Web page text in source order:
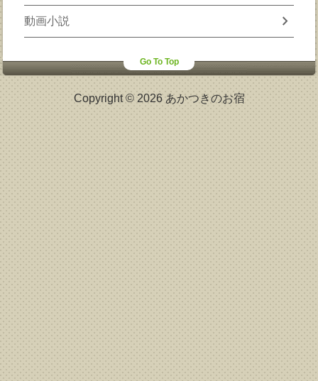
動画小説 chevron_right
Go To Top
Copyright © 2026 あかつきのお宿